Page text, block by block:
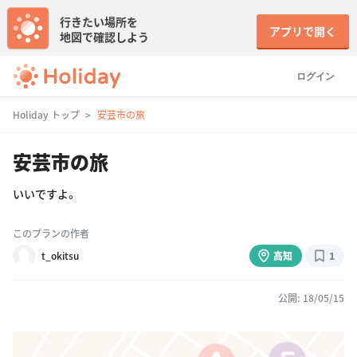
ログイン
行きたい場所を
地図で確認しよう
アプリで開く
Holiday トップ 安芸市の旅
安芸市の旅
いいですよ。
このプランの作者
t_okitsu
高知 1
公開: 18/05/15